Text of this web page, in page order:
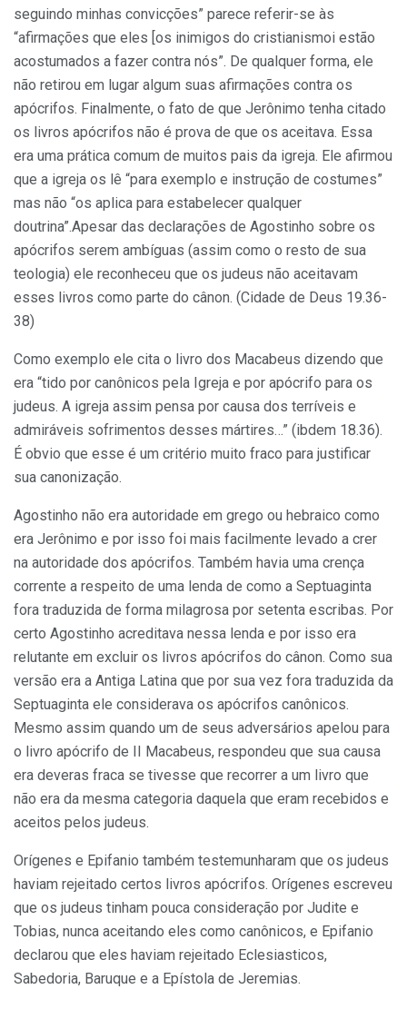
seguindo minhas convicções” parece referir-se às
“afirmações que eles [os inimigos do cristianismoi estão
acostumados a fazer contra nós”. De qualquer forma, ele
não retirou em lugar algum suas afirmações contra os
apócrifos. Finalmente, o fato de que Jerônimo tenha citado
os livros apócrifos não é prova de que os aceitava. Essa
era uma prática comum de muitos pais da igreja. Ele afirmou
que a igreja os lê “para exemplo e instrução de costumes”
mas não “os aplica para estabelecer qualquer
doutrina”.Apesar das declarações de Agostinho sobre os
apócrifos serem ambíguas (assim como o resto de sua
teologia) ele reconheceu que os judeus não aceitavam
esses livros como parte do cânon. (Cidade de Deus 19.36-
38)
Como exemplo ele cita o livro dos Macabeus dizendo que
era “tido por canônicos pela Igreja e por apócrifo para os
judeus. A igreja assim pensa por causa dos terríveis e
admiráveis sofrimentos desses mártires…” (ibdem 18.36).
É obvio que esse é um critério muito fraco para justificar
sua canonização.
Agostinho não era autoridade em grego ou hebraico como
era Jerônimo e por isso foi mais facilmente levado a crer
na autoridade dos apócrifos. Também havia uma crença
corrente a respeito de uma lenda de como a Septuaginta
fora traduzida de forma milagrosa por setenta escribas. Por
certo Agostinho acreditava nessa lenda e por isso era
relutante em excluir os livros apócrifos do cânon. Como sua
versão era a Antiga Latina que por sua vez fora traduzida da
Septuaginta ele considerava os apócrifos canônicos.
Mesmo assim quando um de seus adversários apelou para
o livro apócrifo de II Macabeus, respondeu que sua causa
era deveras fraca se tivesse que recorrer a um livro que
não era da mesma categoria daquela que eram recebidos e
aceitos pelos judeus.
Orígenes e Epifanio também testemunharam que os judeus
haviam rejeitado certos livros apócrifos. Orígenes escreveu
que os judeus tinham pouca consideração por Judite e
Tobias, nunca aceitando eles como canônicos, e Epifanio
declarou que eles haviam rejeitado Eclesiasticos,
Sabedoria, Baruque e a Epístola de Jeremias.